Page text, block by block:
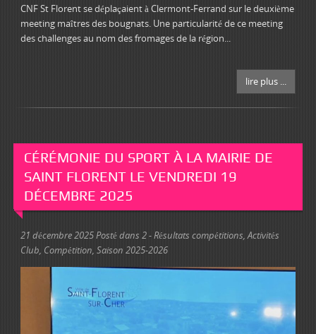
CNF St Florent se déplaçaient à Clermont-Ferrand sur le deuxième
meeting maîtres des bougnats. Une particularité de ce meeting
des challenges au nom des fromages de la région...
lire plus ...
CÉRÉMONIE DU SPORT À LA MAIRIE DE
SAINT FLORENT LE VENDREDI 19
DÉCEMBRE 2025
21 décembre 2025Posté dans2 - Résultats compétitions,Activités
Club, Compétition, Saison 2025-2026